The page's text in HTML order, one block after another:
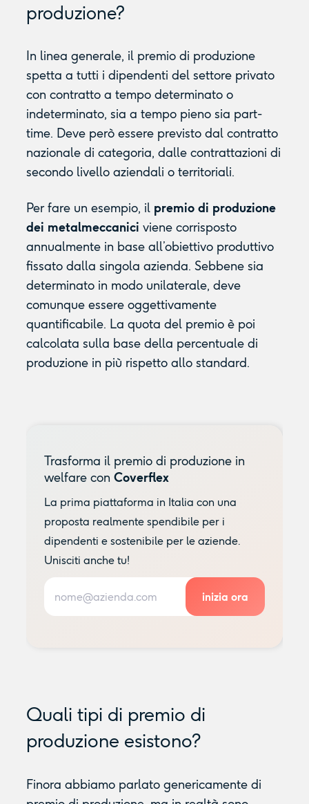
produzione?
In linea generale, il premio di produzione
spetta a tutti i dipendenti del settore privato
con contratto a tempo determinato o
indeterminato, sia a tempo pieno sia part-
time. Deve però essere previsto dal contratto
nazionale di categoria, dalle contrattazioni di
secondo livello aziendali o territoriali.
Per fare un esempio, il premio di produzione
dei metalmeccanici viene corrisposto
annualmente in base all’obiettivo produttivo
fissato dalla singola azienda. Sebbene sia
determinato in modo unilaterale, deve
comunque essere oggettivamente
quantificabile. La quota del premio è poi
calcolata sulla base della percentuale di
produzione in più rispetto allo standard.
Trasforma il premio di produzione in
welfare con Coverflex
La prima piattaforma in Italia con una
proposta realmente spendibile per i
dipendenti e sostenibile per le aziende.
Unisciti anche tu!
Quali tipi di premio di
produzione esistono?
Finora abbiamo parlato genericamente di